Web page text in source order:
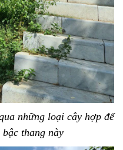
những loại cây hợp để
thang này